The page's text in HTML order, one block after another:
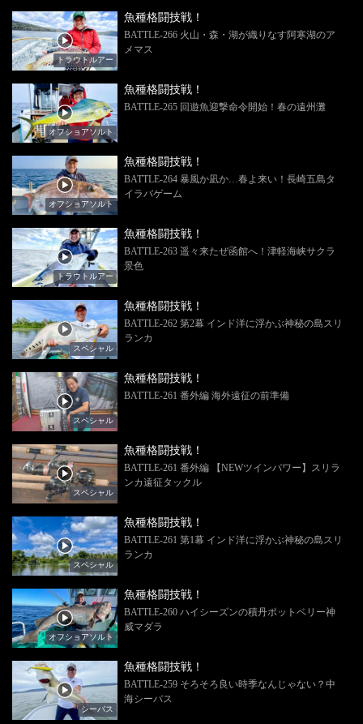
トラウトルアー
魚種格闘技戦！
BATTLE-266 火山・森・湖が織りなす阿寒湖のア
メマス
オフショアソルト
魚種格闘技戦！
BATTLE-265 回遊魚迎撃命令開始！春の遠州灘
オフショアソルト
魚種格闘技戦！
BATTLE-264 暴風か凪か…春よ来い！長崎五島タ
イラバゲーム
トラウトルアー
魚種格闘技戦！
BATTLE-263 遥々来たぜ函館へ！津軽海峡サクラ
景色
スペシャル
魚種格闘技戦！
BATTLE-262 第2幕 インド洋に浮かぶ神秘の島スリ
ランカ
スペシャル
魚種格闘技戦！
BATTLE-261 番外編 海外遠征の前準備
スペシャル
魚種格闘技戦！
BATTLE-261 番外編 【NEWツインパワー】スリラ
ンカ遠征タックル
スペシャル
魚種格闘技戦！
BATTLE-261 第1幕 インド洋に浮かぶ神秘の島スリ
ランカ
オフショアソルト
魚種格闘技戦！
BATTLE-260 ハイシーズンの積丹ポットベリー神
威マダラ
シーバス
魚種格闘技戦！
BATTLE-259 そろそろ良い時季なんじゃない？中
海シーバス